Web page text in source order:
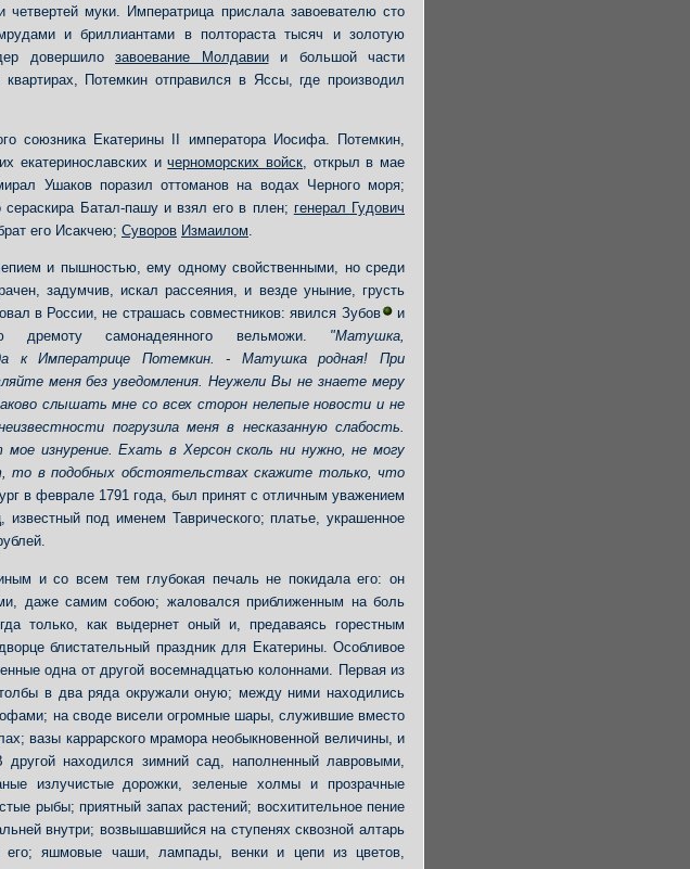
муки. Императрица прислала завоевателю сто
и бриллиантами в полтораста тысяч и золотую
довершило завоевание Молдавиии большой части
Потемкин отправился в Яссы, где производил
союзника Екатерины II императора Иосифа. Потемкин,
екатеринославских ичерноморских войск , открыл в мае
Ушаков поразил оттоманов на водах Черного моря;
сераскира Батал-пашу и взял его в плен; генерал Гудович
его Исакчею; Суворов Измаилом
и пышностью, ему одному свойственными, но среди
задумчив, искал рассеяния, и везде уныние, грусть
в России, не страшась совместников: явился Зубов
и
дремоту самонадеянного вельможи. "Матушка,
к Императрице Потемкин. - Матушка родная! При
меня без уведомления. Неужели Вы не знаете меру
слышать мне со всех сторон нелепые новости и не
погрузила меня в несказанную слабость.
изнурение. Ехать в Херсон сколь ни нужно, не могу
то в подобных обстоятельствах скажите только, что
в феврале 1791 года, был принят с отличным уважением
под именем Таврического; платье, украшенное
и со всем тем глубокая печаль не покидала его: он
даже самим собою; жаловался приближенным на боль
только, как выдернет оный и, предаваясь горестным
блистательный праздник для Екатерины. Особливое
одна от другой восемнадцатью колоннами. Первая из
в два ряда окружали оную; между ними находились
на своде висели огромные шары, служившие вместо
вазы каррарского мрамора необыкновенной величины, и
находился зимний сад, наполненный лавровыми,
излучистые дорожки, зеленые холмы и прозрачные
рыбы; приятный запах растений; восхитительное пение
внутри; возвышавшийся на ступенях сквозной алтарь
яшмовые чаши, лампады, венки и цепи из цветов,